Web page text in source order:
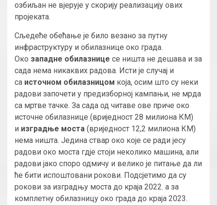
озбиљан не вјерује у скорију реализацију ових
пројеката.
Сљедеће обећање је било везано за путну
инфраструктуру и обилазнице око града.
Око западне обилазнице се ништа не дешава и за
сада нема никаквих радова. Исти је случај и
са источном обилазницом која, осим што су неки
радови започети у предизборној кампањи, не мрда
са мртве тачке. За сада од читаве ове приче око
источне обилазнице (вриједност 28 милиона КМ)
и изградње моста (вриједност 12,2 милиона КМ)
нема ништа. Једина ствар око које се ради јесу
радови око моста гдје стоји неколико машина, али
радови јако споро одмичу и велико је питање да ли
ће бити испоштовани рокови. Подсјетимо да су
рокови за изградњу моста до краја 2022. а за
комплетну обилазницу око града до краја 2023.